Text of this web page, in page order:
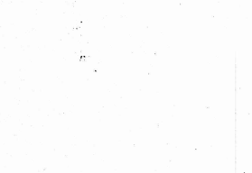
सूचना ।